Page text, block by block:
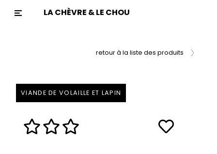
LA CHÈVRE & LE CHOU
VIANDE DE VOLAILLE ET LAPIN
retour à la liste des produits